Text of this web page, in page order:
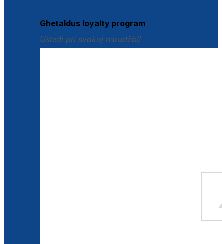
Ghetaldus loyalty program
Uštedi pri svakoj narudžbi!